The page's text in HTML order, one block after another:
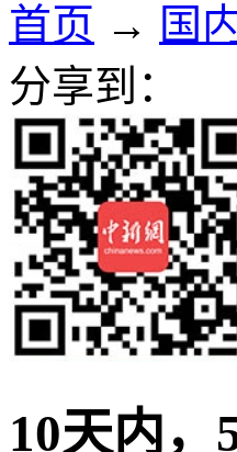
首页 → 国
分享到：
10天内，